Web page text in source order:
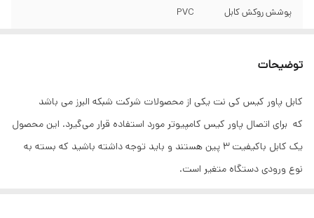
پوشش روکش کابل PVC
زاویه سوکت استاندارد
توضیحات
کابل پاور کیس کی نت یکی از محصولات شرکت شبکه البرز می باشد
که برای اتصال پاور کیس کامپیوتر مورد استفاده قرار می‌گیرد. این محصول
یک کابل باکیفیت 3 پین هستند و باید توجه داشته باشید که بسته به
نوع ورودی دستگاه متغیر است.